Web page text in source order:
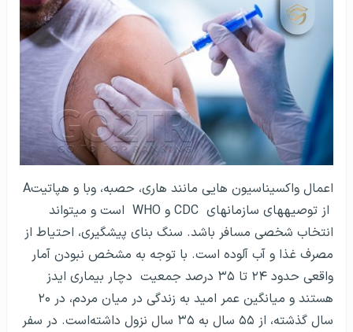
اعمال واکسیناسیون هایی مانند هاری، حصبه، وبا و هپاتیتA
از توصیه­های سازمان­های CDC و WHO است و می­تواند
انتخاب شخصی مسافر باشد. سنگ بنای پیشگیری، احتیاط از
مصرف غذا و آب آلوده است. با توجه به مشخص نبودن آمار
واقعی حدود ۲۴ تا ۳۵ درصد جمعیت دچار بیماری ایدز
هستند و میانگین عمر امید به زندگی در میان مردم، در ۲۰
سال گذشته، از ۵۵ سال به ۳۵ سال نزول داشته‌است. در سفر